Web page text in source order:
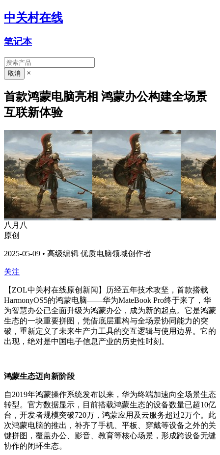
中关村在线
笔记本
×
首款鸿蒙电脑亮相 鸿蒙办公构建全场景
互联新体验
八月八
原创
2025-05-09 • 高级编辑 优质电脑领域创作者
关注
【ZOL中关村在线原创新闻】历经五年技术攻坚，首款搭载
HarmonyOS5的鸿蒙电脑——华为MateBook Pro终于来了，华
为智慧办公已全面升级为鸿蒙办公，成为新的起点。它是鸿蒙
生态的一块重要拼图，凭借底层重构与全场景协同能力的突
破，重新定义了未来生产力工具的交互逻辑与使用边界。它的
出现，绝对是中国电子信息产业的历史性时刻。
鸿蒙生态迈向新阶段
自2019年鸿蒙操作系统发布以来，华为终端加速向全场景生态
转型。官方数据显示，目前搭载鸿蒙生态的设备数量已超10亿
台，开发者规模突破720万，鸿蒙应用及云服务超过2万个。此
次鸿蒙电脑的推出，补齐了手机、平板、穿戴等设备之外的关
键拼图，覆盖办公、影音、教育等核心场景，形成跨设备无缝
协作的闭环生态。